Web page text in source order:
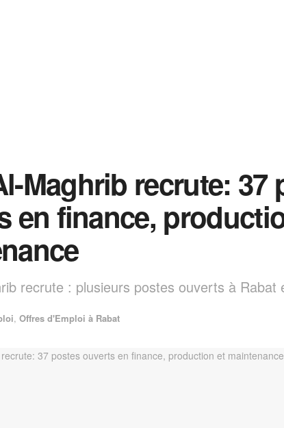
Maghrib recrute: 37
en finance,
recrute : plusieurs postes ouverts à Rabat
, Offres d'Emploi à Rabat